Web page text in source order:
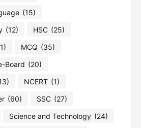
(15)
(12) HSC (25)
MCQ (35)
Board (20)
NCERT (1)
(60) SSC (27)
Science and Technology (24)